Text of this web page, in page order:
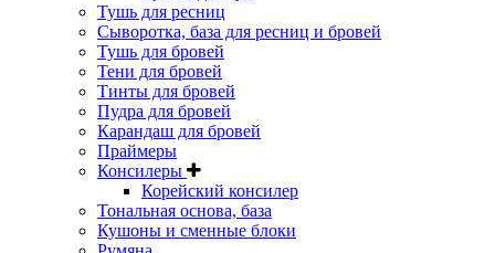
Тушь для ресниц
Сыворотка, база для ресниц и бровей
Тушь для бровей
Тени для бровей
Тинты для бровей
Пудра для бровей
Карандаш для бровей
Праймеры
Консилеры
Корейский консилер
Тональная основа, база
Кушоны и сменные блоки